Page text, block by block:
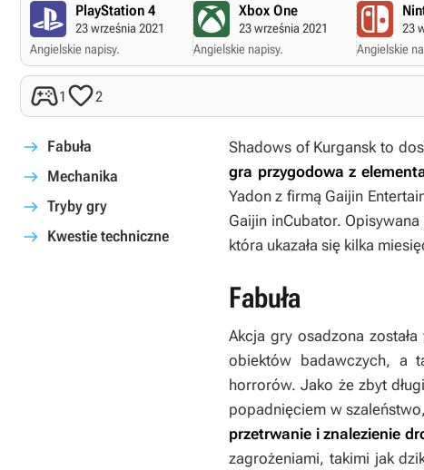
PlayStation 4
23 września 2021
Angielskie napisy.
Xbox One
23 września 2021
Angielskie napisy.
23
Angielskie
1 2
Fabuła
Mechanika
Tryby gry
Kwestie techniczne
Shadows of Kurganskto
gra przygodowa z
Yadon z firmą Gaijin
Gaijin inCubator.
która ukazała się kilka
Fabuła
Akcja gry osadzona
obiektów badawczych, a
horrorów. Jako że zbyt
popadnięciem w szaleństwo,
przetrwanie i znalezienie
zagrożeniami, takimi jak